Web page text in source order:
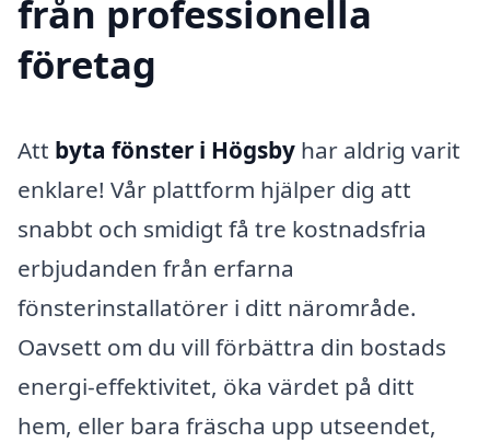
från professionella
företag
Att byta fönster i Högsby har aldrig varit
enklare! Vår plattform hjälper dig att
snabbt och smidigt få tre kostnadsfria
erbjudanden från erfarna
fönsterinstallatörer i ditt närområde.
Oavsett om du vill förbättra din bostads
energi-effektivitet, öka värdet på ditt
hem, eller bara fräscha upp utseendet,